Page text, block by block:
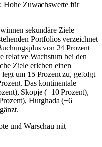
Hohe Zuwachswerte für
sekundäre Ziele
Portfolios verzeichnet
von 24 Prozent
relative Wachstum bei den
Ziele erleben einen
um 15 Prozent zu, gefolgt
Das kontinentale
Skopje (+10 Prozent),
Hurghada (+6
und Warschau mit